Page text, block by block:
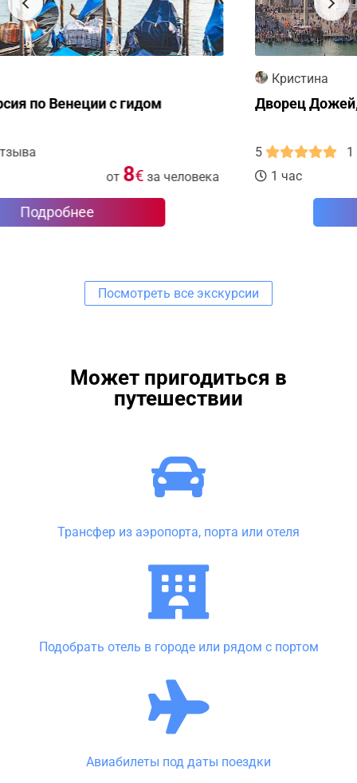
Дворец Дожей, посещение без очередей
5
от 10€ за человека
Посмотреть все экскурсии
Может пригодиться в
путешествии
Трансфер из аэропорта, порта или отеля
Подобрать отель в городе или рядом с портом
Авиабилеты под даты поездки